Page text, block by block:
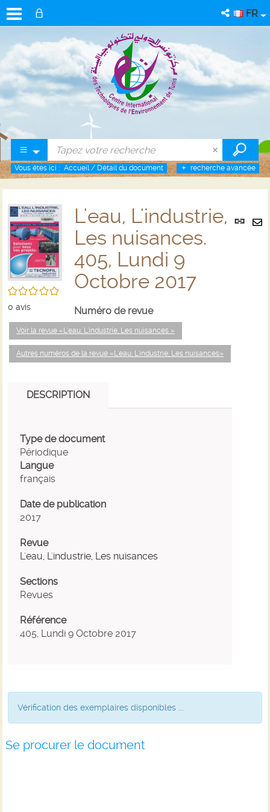
FR
recherche avancée
Vous êtes ici : Accueil / Détail du document
Lien
/5
0 avis
L'eau, L'industrie,
Les nuisances.
405, Lundi 9
Octobre 2017
Numéro de revue
Voir la revue «L'eau, L'industrie, Les nuisances »
Autres numéros de la revue «L'eau, L'industrie, Les nuisances»
DESCRIPTION
Type de document
Périodique
Langue
français
Date de publication
2017
Revue
L'eau, L'industrie, Les nuisances
Sections
Revues
Référence
405, Lundi 9 Octobre 2017
Vérification des exemplaires disponibles ...
Se procurer le document